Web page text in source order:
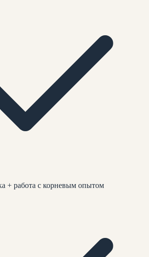
+ работа с корневым опытом